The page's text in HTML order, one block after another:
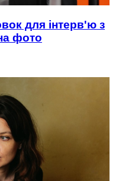
для інтерв'ю з
фото